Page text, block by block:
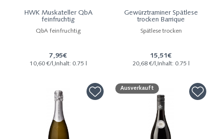
HWK Muskateller QbA
feinfruchtig
QbA feinfruchtig
7,95€
10,60 €/l,Inhalt: 0.75 l
Gewürztraminer Spätlese
trocken Barrique
Spätlese trocken
15,51€
20,68 €/l,Inhalt: 0.75 l
Ausverkauft